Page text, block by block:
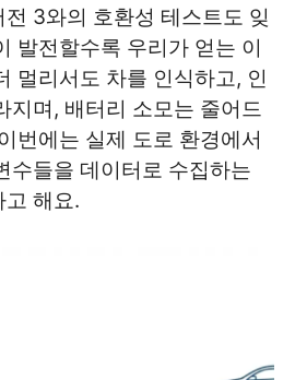
3와의 호환성 테스트도 잊
발전할수록 우리가 얻는 이
멀리서도 차를 인식하고, 인
지며, 배터리 소모는 줄어드
번에는 실제 도로 환경에서
수들을 데이터로 수집하는
고 해요.